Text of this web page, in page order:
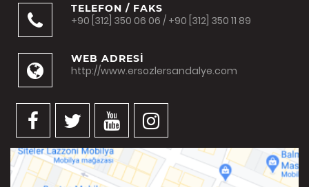
TELEFON / FAKS
+90 [312] 350 06 06 / +90 [312] 350 11 89
WEB ADRESİ
http://www.ersozlersandalye.com